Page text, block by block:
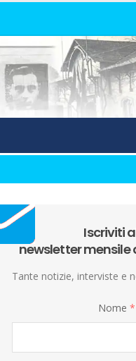
Iscriviti
newsletter mensile
Tante notizie, interviste e
Nome*